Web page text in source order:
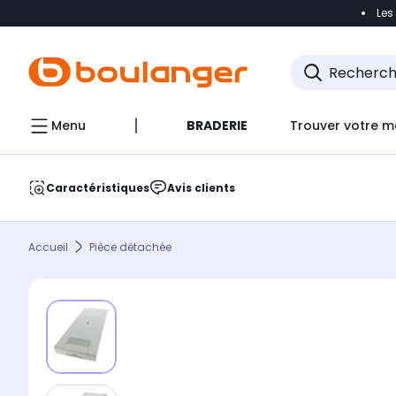
Accéder
Menu BRADERIE Trouver votre
Caractéristiques Avis clients
Accueil Pièce détachée